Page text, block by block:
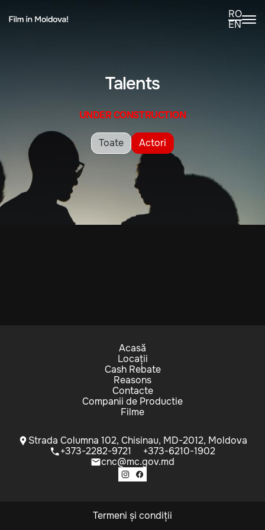
RO
EN
Talents
UNDER CONSTRUCTION
Toate Actori
Acasă
Locații
Cash Rebate
Reasons
Contacte
Companii de Productie
Filme
Strada Columna 102, Chisinau, MD-2012, Moldova
+373-2282-9721
+373-6210-1902
cnc@mc.gov.md
Termeni și condiții